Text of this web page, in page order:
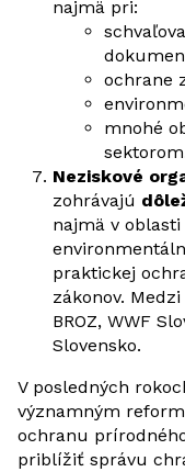
najmä pri:
ochrane
mnohé
Neziskové
zohrávajú
najmä v
praktickej
zákonov.
BROZ, WWF
Slovensko.
V posledných
významným
ochranu
priblížiť správu